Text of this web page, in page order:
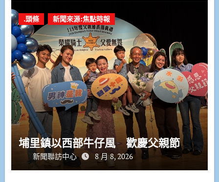
.頭條 新聞來源:焦點時報
埔里鎮以西部牛仔風 歡慶父親節
新聞聯訪中心 8 月 8, 2026